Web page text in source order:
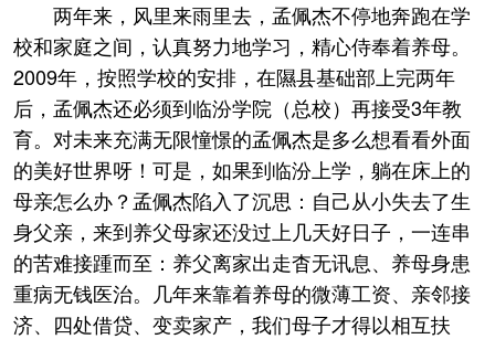
两年来，风里来雨里去，孟佩杰不停地奔跑在学
校和家庭之间，认真努力地学习，精心侍奉着养母。
2009年，按照学校的安排，在隰县基础部上完两年
后，孟佩杰还必须到临汾学院（总校）再接受3年教
育。对未来充满无限憧憬的孟佩杰是多么想看看外面
的美好世界呀！可是，如果到临汾上学，躺在床上的
母亲怎么办？孟佩杰陷入了沉思：自己从小失去了生
身父亲，来到养父母家还没过上几天好日子，一连串
的苦难接踵而至：养父离家出走杳无讯息、养母身患
重病无钱医治。几年来靠着养母的微薄工资、亲邻接
济、四处借贷、变卖家产，我们母子才得以相互扶